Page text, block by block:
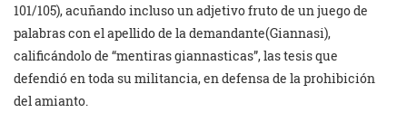
101/105), acuñando incluso un adjetivo fruto de un juego de
palabras con el apellido de la demandante(Giannasi),
calificándolo de “mentiras giannasticas”, las tesis que
defendió en toda su militancia, en defensa de la prohibición
del amianto.